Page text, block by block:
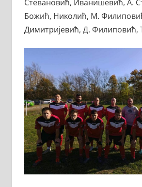
Стевановић, Иванишевић, А.
Божић, Николић, М.
Димитријевић, Д. Филиповић,